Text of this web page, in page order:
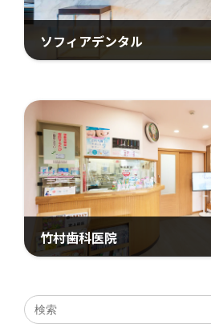
ソフィアデンタル
竹村歯科医院